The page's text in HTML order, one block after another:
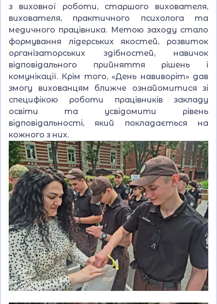
з виховної роботи, старшого вихователя,
вихователя, практичного психолога та
медичного працівника. Метою заходу стало
формування лідерських якостей, розвиток
організаторських здібностей, навичок
відповідального прийняття рішень і
комунікації. Крім того, «День навиворіт» дав
змогу вихованцям ближче ознайомитися зі
специфікою роботи працівників закладу
освіти та усвідомити рівень
відповідальності, який покладається на
кожного з них.